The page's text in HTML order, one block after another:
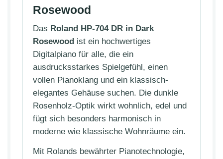
Rosewood
Das Roland HP-704 DR in Dark
Rosewood ist ein hochwertiges
Digitalpiano für alle, die ein
ausdrucksstarkes Spielgefühl, einen
vollen Pianoklang und ein klassisch-
elegantes Gehäuse suchen. Die dunkle
Rosenholz-Optik wirkt wohnlich, edel und
fügt sich besonders harmonisch in
moderne wie klassische Wohnräume ein.
Mit Rolands bewährter Pianotechnologie,